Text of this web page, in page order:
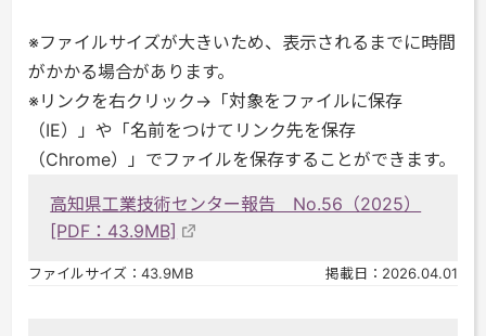
※ファイルサイズが大きいため、表示されるまでに時間
がかかる場合があります。
※リンクを右クリック→「対象をファイルに保存
（IE）」や「名前をつけてリンク先を保存
（Chrome）」でファイルを保存することができます。
高知県工業技術センター報告 No.56（2025）
[PDF：43.9MB]
ファイルサイズ：43.9MB 掲載日：2026.04.01